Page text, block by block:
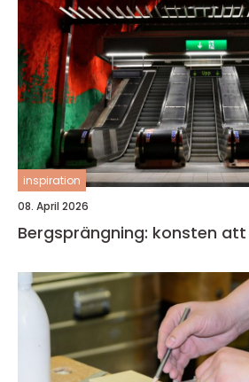
inspiration
08. April 2026
Bergsprängning: konsten